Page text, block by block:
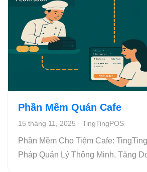
Phần Mềm Quán Cafe
15 tháng 11, 2025 · TingTingPOS
Phần Mềm Cho Tiệm Cafe:
Pháp Quản Lý Thông Minh, Tăng